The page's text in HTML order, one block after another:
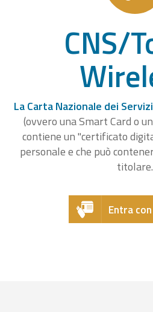
CNS/
La Carta Nazionale dei
(ovvero una Smart Card o
contiene un "certificato
personale e che può
titolare.
Entra con